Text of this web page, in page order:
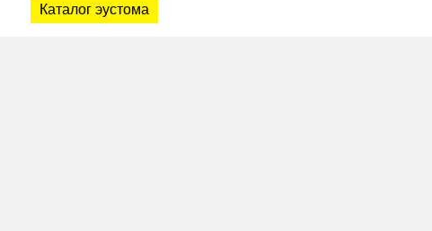
Каталог эустома